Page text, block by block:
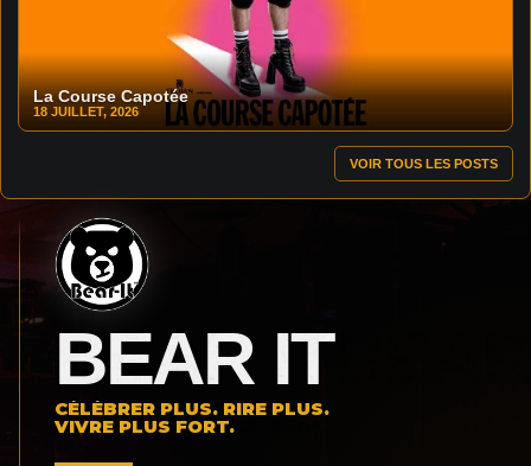
La Course Capotée
18 JUILLET, 2026
VOIR TOUS LES POSTS
BEAR IT
CÉLÉBRER PLUS. RIRE PLUS.
VIVRE PLUS FORT.